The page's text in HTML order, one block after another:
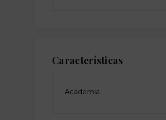
Características
Academia